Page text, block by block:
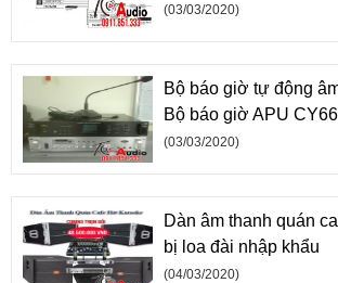
(03/03/2020)
Bộ báo giờ tự động
Bộ báo giờ APU CY66
(03/03/2020)
Dàn âm thanh quán
bị loa đài nhập khẩu
(04/03/2020)